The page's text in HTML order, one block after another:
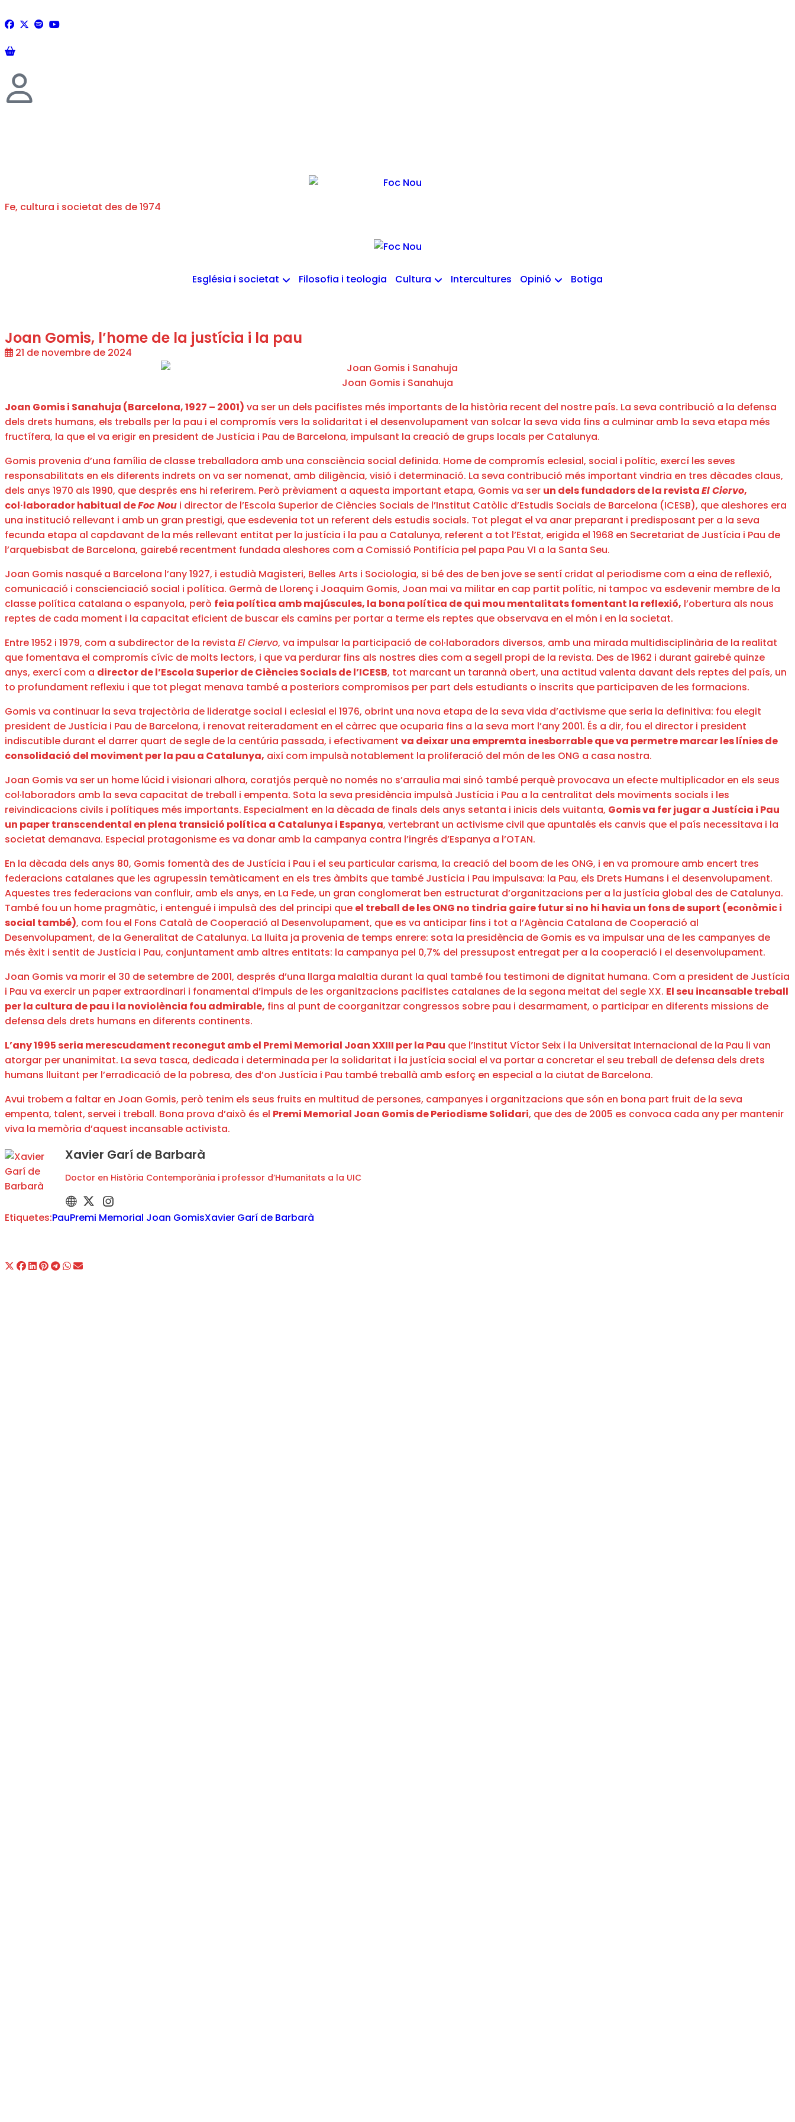
Fe, cultura i societat des de 1974
Església i societat Filosofia i teologia Cultura Intercultures Opinió Botiga
Joan Gomis, l’home de la justícia i la pau
21 de novembre de 2024
Joan Gomis i Sanahuja
Joan Gomis i Sanahuja (Barcelona, 1927 – 2001) va ser un dels pacifistes més importants de la història recent del nostre país. La seva contribució a la defensa
dels drets humans, els treballs per la pau i el compromís vers la solidaritat i el desenvolupament van solcar la seva vida fins a culminar amb la seva etapa més
fructífera, la que el va erigir en president de Justícia i Pau de Barcelona, impulsant la creació de grups locals per Catalunya.
Gomis provenia d’una família de classe treballadora amb una consciència social definida. Home de compromís eclesial, social i polític, exercí les seves
responsabilitats en els diferents indrets on va ser nomenat, amb diligència, visió i determinació. La seva contribució més important vindria en tres dècades claus,
dels anys 1970 als 1990, que després ens hi referirem. Però prèviament a aquesta important etapa, Gomis va ser un dels fundadors de la revistaEl Ciervo,
col·laborador habitual deFoc Nou i director de l’Escola Superior de Ciències Socials de l’Institut Catòlic d’Estudis Socials de Barcelona (ICESB), que aleshores era
una institució rellevant i amb un gran prestigi, que esdevenia tot un referent dels estudis socials. Tot plegat el va anar preparant i predisposant per a la seva
fecunda etapa al capdavant de la més rellevant entitat per la justícia i la pau a Catalunya, referent a tot l’Estat, erigida el 1968 en Secretariat de Justícia i Pau de
l’arquebisbat de Barcelona, gairebé recentment fundada aleshores com a Comissió Pontifícia pel papa Pau VI a la Santa Seu.
Joan Gomis nasqué a Barcelona l’any 1927, i estudià Magisteri, Belles Arts i Sociologia, si bé des de ben jove se sentí cridat al periodisme com a eina de reflexió,
comunicació i conscienciació social i política. Germà de Llorenç i Joaquim Gomis, Joan mai va militar en cap partit polític, ni tampoc va esdevenir membre de la
classe política catalana o espanyola, però feia política amb majúscules, la bona política de qui mou mentalitats fomentant la reflexió, l’obertura als nous
reptes de cada moment i la capacitat eficient de buscar els camins per portar a terme els reptes que observava en el món i en la societat.
Entre 1952 i 1979, com a subdirector de la revista El Ciervo, va impulsar la participació de col·laboradors diversos, amb una mirada multidisciplinària de la realitat
que fomentava el compromís cívic de molts lectors, i que va perdurar fins als nostres dies com a segell propi de la revista. Des de 1962 i durant gairebé quinze
anys, exercí com a director de l’Escola Superior de Ciències Socials de l’ICESB, tot marcant un tarannà obert, una actitud valenta davant dels reptes del país, un
to profundament reflexiu i que tot plegat menava també a posteriors compromisos per part dels estudiants o inscrits que participaven de les formacions.
Gomis va continuar la seva trajectòria de lideratge social i eclesial el 1976, obrint una nova etapa de la seva vida d’activisme que seria la definitiva: fou elegit
president de Justícia i Pau de Barcelona, i renovat reiteradament en el càrrec que ocuparia fins a la seva mort l’any 2001. És a dir, fou el director i president
indiscutible durant el darrer quart de segle de la centúria passada, i efectivament va deixar una empremta inesborrable que va permetre marcar les línies de
consolidació del moviment per la pau a Catalunya, així com impulsà notablement la proliferació del món de les ONG a casa nostra.
Joan Gomis va ser un home lúcid i visionari alhora, coratjós perquè no només no s’arraulia mai sinó també perquè provocava un efecte multiplicador en els seus
col·laboradors amb la seva capacitat de treball i empenta. Sota la seva presidència impulsà Justícia i Pau a la centralitat dels moviments socials i les
reivindicacions civils i polítiques més importants. Especialment en la dècada de finals dels anys setanta i inicis dels vuitanta, Gomis va fer jugar a Justícia i Pau
un paper transcendental en plena transició política a Catalunya i Espanya, vertebrant un activisme civil que apuntalés els canvis que el país necessitava i la
societat demanava. Especial protagonisme es va donar amb la campanya contra l’ingrés d’Espanya a l’OTAN.
En la dècada dels anys 80, Gomis fomentà des de Justícia i Pau i el seu particular carisma, la creació del boom de les ONG, i en va promoure amb encert tres
federacions catalanes que les agrupessin temàticament en els tres àmbits que també Justícia i Pau impulsava: la Pau, els Drets Humans i el desenvolupament.
Aquestes tres federacions van confluir, amb els anys, en La Fede, un gran conglomerat ben estructurat d’organitzacions per a la justícia global des de Catalunya.
També fou un home pragmàtic, i entengué i impulsà des del principi que el treball de les ONG no tindria gaire futur si no hi havia un fons de suport (econòmic i
social també), com fou el Fons Català de Cooperació al Desenvolupament, que es va anticipar fins i tot a l’Agència Catalana de Cooperació al
Desenvolupament, de la Generalitat de Catalunya. La lluita ja provenia de temps enrere: sota la presidència de Gomis es va impulsar una de les campanyes de
més èxit i sentit de Justícia i Pau, conjuntament amb altres entitats: la campanya pel 0,7% del pressupost entregat per a la cooperació i el desenvolupament.
Joan Gomis va morir el 30 de setembre de 2001, després d’una llarga malaltia durant la qual també fou testimoni de dignitat humana. Com a president de Justícia
i Pau va exercir un paper extraordinari i fonamental d’impuls de les organitzacions pacifistes catalanes de la segona meitat del segle XX. El seu incansable treball
per la cultura de pau i la noviolència fou admirable, fins al punt de coorganitzar congressos sobre pau i desarmament, o participar en diferents missions de
defensa dels drets humans en diferents continents.
L’any 1995 seria merescudament reconegut amb el Premi Memorial Joan XXIII per la Pau que l’Institut Víctor Seix i la Universitat Internacional de la Pau li van
atorgar per unanimitat. La seva tasca, dedicada i determinada per la solidaritat i la justícia social el va portar a concretar el seu treball de defensa dels drets
humans lluitant per l’erradicació de la pobresa, des d’on Justícia i Pau també treballà amb esforç en especial a la ciutat de Barcelona.
Avui trobem a faltar en Joan Gomis, però tenim els seus fruits en multitud de persones, campanyes i organitzacions que són en bona part fruit de la seva
empenta, talent, servei i treball. Bona prova d’això és el Premi Memorial Joan Gomis de Periodisme Solidari, que des de 2005 es convoca cada any per mantenir
viva la memòria d’aquest incansable activista.
Xavier Garí de Barbarà
Doctor en Història Contemporània i professor d’Humanitats a la UIC
Etiquetes:PauPremi Memorial Joan GomisXavier Garí de Barbarà